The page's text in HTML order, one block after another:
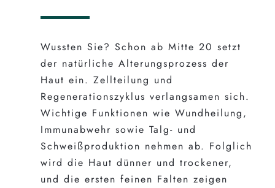
Wussten Sie? Schon ab Mitte 20 setzt
der natürliche Alterungsprozess der
Haut ein. Zellteilung und
Regenerationszyklus verlangsamen sich.
Wichtige Funktionen wie Wundheilung,
Immunabwehr sowie Talg- und
Schweißproduktion nehmen ab. Folglich
wird die Haut dünner und trockener,
und die ersten feinen Falten zeigen